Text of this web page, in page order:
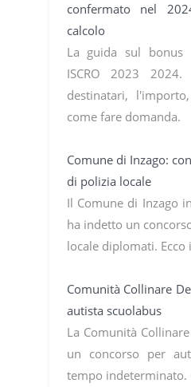
confermato nel
calcolo
La guida sul bonus
ISCRO 2023
destinatari,
come fare domanda.
Comune di Inzago:
di polizia locale
Il Comune di Inzago
ha indetto un
locale diplomati. Ecco
Comunità Collinare
autista scuolabus
La Comunità
un concorso per
tempo